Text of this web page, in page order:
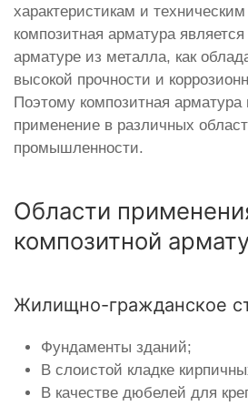
характеристикам и
композитная арматура
арматуре из металла, как
высокой прочности и
Поэтому композитная
применение в различных
промышленности.
Области
композитной
Жилищно-гражданское
Фундаменты зданий;
В слоистой кладке
В качестве дюбелей для